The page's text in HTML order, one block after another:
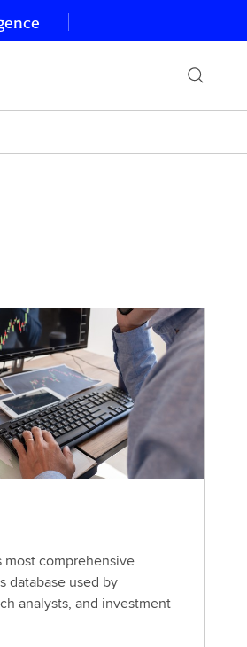
comprehensive
database used by
analysts, and investment